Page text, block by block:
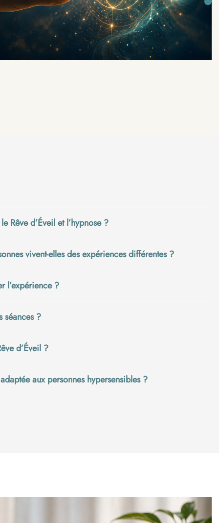
Rêve d’Éveil et l’hypnose ?
vivent-elles des expériences différentes ?
l’expérience ?
séances ?
d’Éveil ?
aux personnes hypersensibles ?